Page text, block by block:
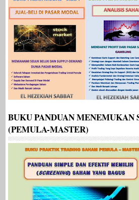
BUKU PANDUAN MENEMUKAN
(PEMULA-MASTER)